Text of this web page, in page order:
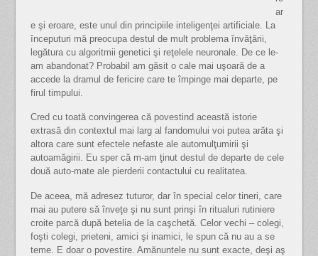
ar
e şi eroare, este unul din principiile inteligenţei artificiale. La
începuturi mă preocupa destul de mult problema învăţării,
legătura cu algoritmii genetici şi reţelele neuronale. De ce le-
am abandonat? Probabil am găsit o cale mai uşoară de a
accede la dramul de fericire care te împinge mai departe, pe
firul timpului.
Cred cu toată convingerea că povestind această istorie
extrasă din contextul mai larg al fandomului voi putea arăta şi
altora care sunt efectele nefaste ale automulţumirii şi
autoamăgirii. Eu sper că m-am ţinut destul de departe de cele
două auto-mate ale pierderii contactului cu realitatea.
De aceea, mă adresez tuturor, dar în special celor tineri, care
mai au putere să înveţe şi nu sunt prinşi în ritualuri rutiniere
croite parcă după betelia de la caşchetă. Celor vechi – colegi,
foşti colegi, prieteni, amici şi inamici, le spun că nu au a se
teme. E doar o povestire. Amănuntele nu sunt exacte, deşi aş